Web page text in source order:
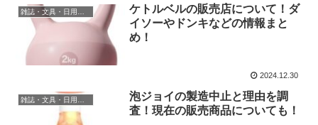
ケトルベルの販売店について！ダ
イソーやドンキなどの情報まと
め！
2024.12.30
泡ジョイの製造中止と理由を調
査！現在の販売商品についても！